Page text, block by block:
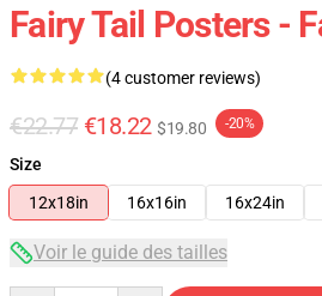
Fairy Tail Posters -
(4 customer reviews)
€22.77 €18.22 $19.80 -20%
Size
12x18in
16x16in 16x24in
Voir le guide des tailles